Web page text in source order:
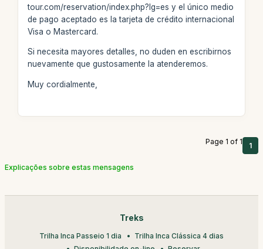
tour.com/reservation/index.php?lg=es y el único medio
de pago aceptado es la tarjeta de crédito internacional
Visa o Mastercard.
Si necesita mayores detalles, no duden en escribirnos
nuevamente que gustosamente la atenderemos.
Muy cordialmente,
Page 1 of 1 1
Explicações sobre estas mensagens
Treks
Trilha Inca Passeio 1 dia
Trilha Inca Clássica 4 dias